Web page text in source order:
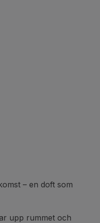
– en doft som
upp rummet och